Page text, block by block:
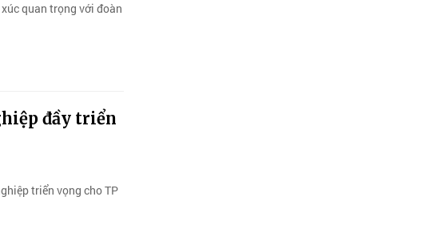
quan trọng với đoàn
đầy triển
triển vọng cho TP